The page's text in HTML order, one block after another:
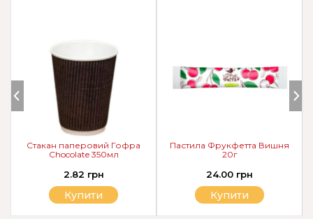
Пастила Фрукфетта Вишня
20г
24.00 грн
Купити
Стакан паперовий Гофра
Chocolate 350мл
2.82 грн
Купити